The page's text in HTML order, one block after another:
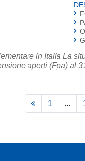
in Italia La
aperti (Fpa) al
1 ...